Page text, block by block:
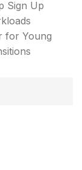
Sign Up
for Young